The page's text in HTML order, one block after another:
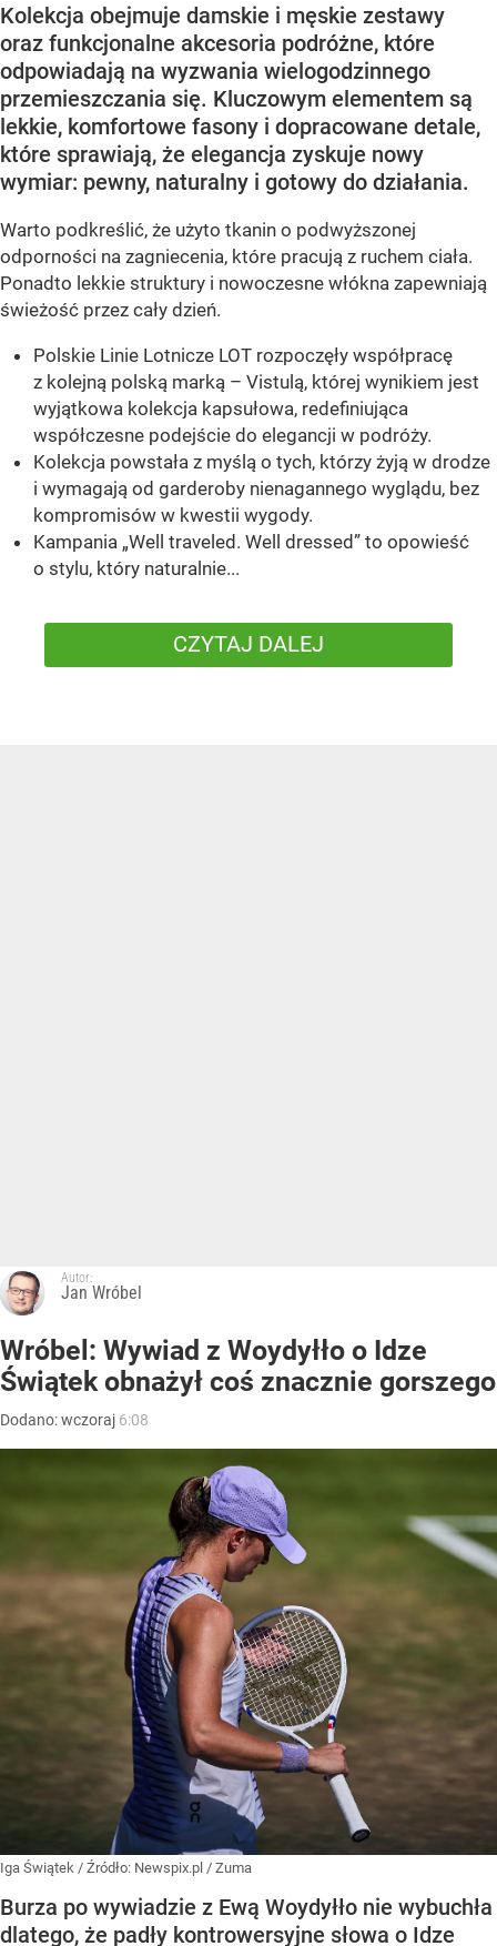
Kolekcja obejmuje damskie i męskie zestawy
oraz funkcjonalne akcesoria podróżne, które
odpowiadają na wyzwania wielogodzinnego
przemieszczania się. Kluczowym elementem są
lekkie, komfortowe fasony i dopracowane detale,
które sprawiają, że elegancja zyskuje nowy
wymiar: pewny, naturalny i gotowy do działania.
Warto podkreślić, że użyto tkanin o podwyższonej
odporności na zagniecenia, które pracują z ruchem ciała.
Ponadto lekkie struktury i nowoczesne włókna zapewniają
świeżość przez cały dzień.
Polskie Linie Lotnicze LOT rozpoczęły współpracę
z kolejną polską marką – Vistulą, której wynikiem jest
wyjątkowa kolekcja kapsułowa, redefiniująca
współczesne podejście do elegancji w podróży.
Kolekcja powstała z myślą o tych, którzy żyją w drodze
i wymagają od garderoby nienagannego wyglądu, bez
kompromisów w kwestii wygody.
Kampania „Well traveled. Well dressed” to opowieść
o stylu, który naturalnie...
CZYTAJ DALEJ
Autor:
Jan Wróbel
Wróbel: Wywiad z Woydyłło o Idze
Świątek obnażył coś znacznie gorszego
Dodano:wczoraj 6:08
Iga Świątek / Źródło: Newspix.pl / Zuma
Burza po wywiadzie z Ewą Woydyłło nie wybuchła
dlatego, że padły kontrowersyjne słowa o Idze